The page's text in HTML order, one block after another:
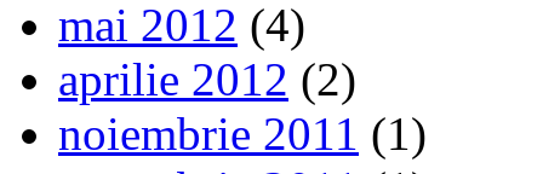
mai 2012 (4)
aprilie 2012 (2)
noiembrie 2011 (1)